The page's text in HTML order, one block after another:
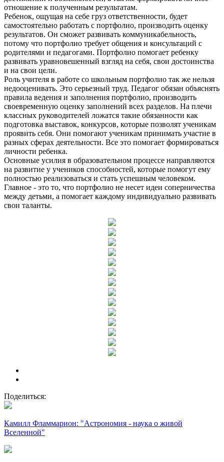
отношение к полученным результатам.
Ребенок, ощущая на себе груз ответственности, будет
самостоятельно работать с портфолио, производить оценку
результатов. Он сможет развивать коммуникабельность,
потому что портфолио требует общения и консультаций с
родителями и педагогами. Портфолио помогает ребенку
развивать уравновешенный взгляд на себя, свои достоинства
и на свои цели.
Роль учителя в работе со школьным портфолио так же нельзя
недооценивать. Это серьезный труд. Педагог обязан объяснять
правила ведения и заполнения портфолио, производить
своевременную оценку заполнений всех разделов. На плечи
классных руководителей ложатся такие обязанности как
подготовка выставок, конкурсов, которые позволят ученикам
проявить себя. Они помогают ученикам принимать участие в
разных сферах деятельности. Все это помогает формироваться
личности ребенка.
Основные усилия в образовательном процессе направляются
на развитие у учеников способностей, которые помогут ему
полностью реализоваться и стать успешным человеком.
Главное - это то, что портфолио не несет идеи соперничества
между детьми, а помогает каждому индивидуально развивать
свои таланты.
Поделиться:
Камилл Фламмарион: "Астрономия - наука о живой
Вселенной"